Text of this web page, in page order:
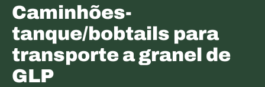
Caminhões-
tanque/bobtails para
transporte a granel de
GLP